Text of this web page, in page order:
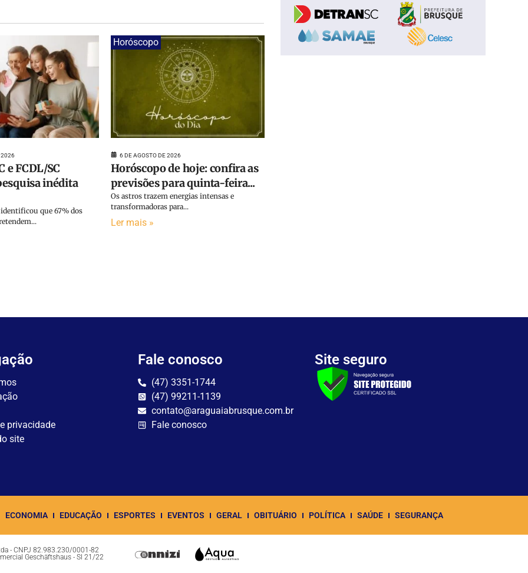
2026
e FCDL/SC
inédita
que 67% dos
Horóscopo
6 DE AGOSTO DE 2026
Horóscopo de hoje: confira as
previsões para quinta-feira...
Os astros trazem energias intensas e
transformadoras para...
Ler mais »
privacidade
site
Fale conosco
(47) 3351-1744
(47) 99211-1139
contato@araguaiabrusque.com.br
Fale conosco
Site seguro
ECONOMIA EDUCAÇÃO ESPORTES EVENTOS GERAL OBITUÁRIO POLÍTICA SAÚDE SEGURANÇA
- CNPJ 82.983.230/0001-82
Geschäftshaus - Sl 21/22